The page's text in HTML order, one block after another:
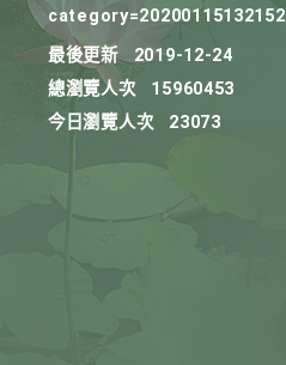
category=20200115132152
最後更新
2019-12-24
總瀏覽人次
15960453
今日瀏覽人次
23073